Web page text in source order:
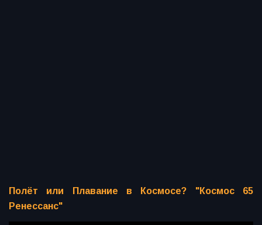
Полёт или Плавание в Космосе? "Космос 65
Ренессанс"